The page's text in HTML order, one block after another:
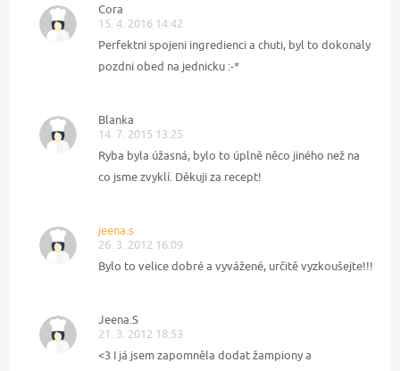
Cora
15. 4. 2016 14:42
Perfektni spojeni ingredienci a chuti, byl to dokonaly
pozdni obed na jednicku :-*
Blanka
14. 7. 2015 13:25
Ryba byla úžasná, bylo to úplně něco jiného než na
co jsme zvyklí. Děkuji za recept!
jeena.s
26. 3. 2012 16:09
Bylo to velice dobré a vyvážené, určitě vyzkoušejte!!!
Jeena.S
21. 3. 2012 18:53
<3 I já jsem zapomněla dodat žampiony a